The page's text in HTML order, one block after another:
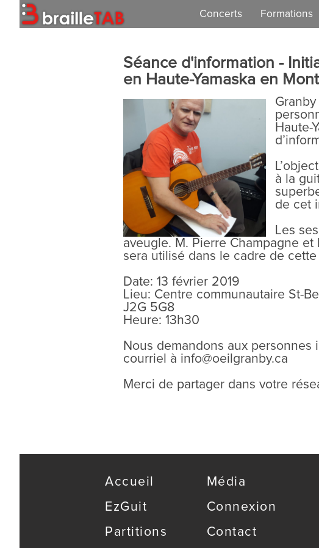
Concerts
Concert 2025
Concert 2024
Concert 2023
Concert 2021
Concert 2019
Formations
Séance d'information -
en Haute-Yamaska en
Haute-
à la
de cet
Les
aveugle. M. Pierre Champagne
sera utilisé dans le cadre de
Date: 13 février 2019
Lieu: Centre communautaire St-
J2G 5G8
Heure: 13h30
Nous demandons aux
courriel à info@oeilgranby.ca
Merci de partager dans votre
Accueil
EzGuit
Partitions
Média
Connexion
Contact